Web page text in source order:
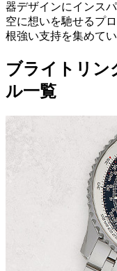
器デザインにインス
空に想いを馳せるプ
根強い支持を集めてい
ブライトリン
ル一覧